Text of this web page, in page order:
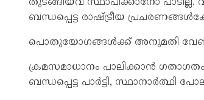
ബന്ധപ്പെട്ട രാഷ്ട്രീയ
പൊതുയോഗങ്ങൾക്ക് അനുമതി
ക്രമസമാധാനം പാലിക്കാൻ
ബന്ധപ്പെട്ട പാർട്ടി, സ്ഥാനാർത്ഥി